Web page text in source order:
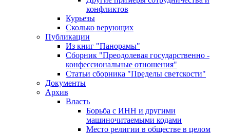
конфликтов
Курьезы
Сколько верующих
Публикации
Из книг "Панорамы"
Сборник "Преодолевая государственно -
конфессиональные отношения"
Статьи сборника "Пределы светскости"
Документы
Архив
Власть
Борьба с ИНН и другими
машиночитаемыми кодами
Место религии в обществе в целом